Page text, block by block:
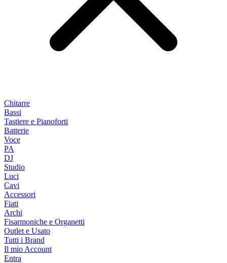
Chitarre
Bassi
Tastiere e Pianoforti
Batterie
Voce
PA
DJ
Studio
Luci
Cavi
Accessori
Fiati
Archi
Fisarmoniche e Organetti
Outlet e Usato
Tutti i Brand
Il mio Account
Entra